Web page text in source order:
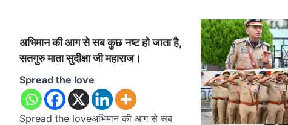
अभिमान की आग से सब कुछ नष्ट हो जाता है,
सतगुरु माता सुदीक्षा जी महाराज।
Spread the love
Spread the loveअभिमान की आग से सब